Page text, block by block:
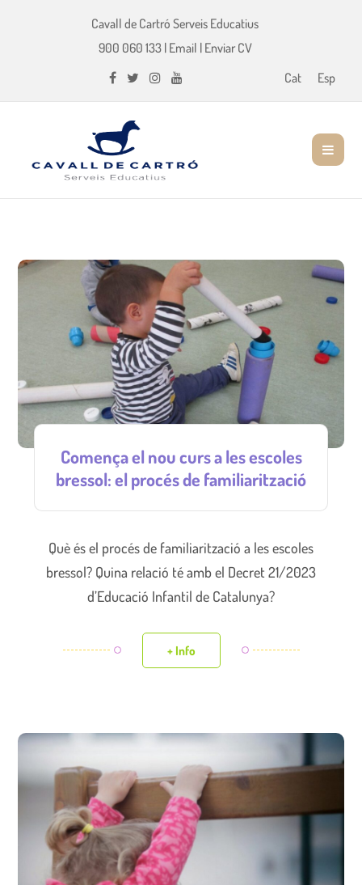
Cavall de Cartró Serveis Educatius
900 060 133| Email | Enviar CV
Cat
Esp
Comença el nou curs a les escoles
bressol: el procés de familiarització
Què és el procés de familiarització a les escoles
bressol? Quina relació té amb el Decret 21/2023
d’Educació Infantil de Catalunya?
+ Info